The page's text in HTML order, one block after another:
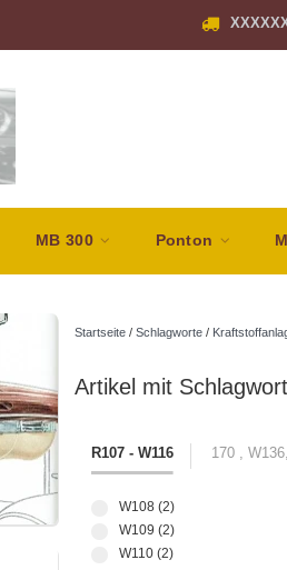
MB 300 Ponton
Startseite/ Schlagworte/
Artikel mit
R107 - W116 170 ,
W108 (2)
W109 (2)
W110 (2)